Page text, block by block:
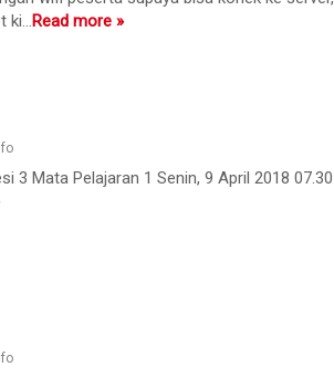
ki...Read more »
3 Mata Pelajaran 1 Senin, 9 April 2018 07.30